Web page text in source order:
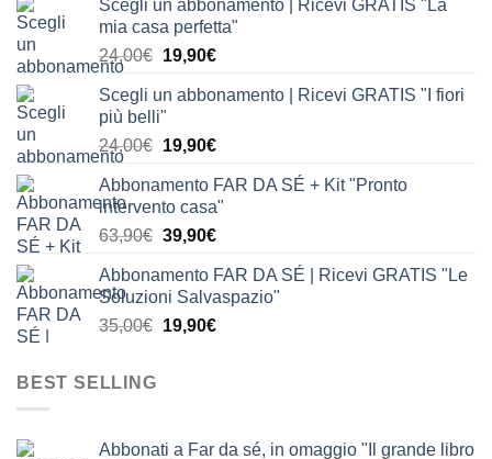
Scegli un abbonamento | Ricevi GRATIS "La
mia casa perfetta"
24,00€ Il
originale
24,00€.
19,90€Il
attuale
19,90€.
Scegli un abbonamento | Ricevi GRATIS "I fiori
più belli"
24,00€ Il
originale
era:
24,00€.
19,90€Il
attuale
è:
19,90€.
Abbonamento FAR DA SÉ + Kit "Pronto
intervento casa"
63,90€ Il
originale
era:
63,90€.
39,90€Il
attuale
è:
39,90€.
Abbonamento FAR DA SÉ | Ricevi GRATIS "Le
Soluzioni Salvaspazio"
35,00€ Il
19,90€Il
BEST SELLING
Abbonati a Far da sé, in omaggio "Il grande libro